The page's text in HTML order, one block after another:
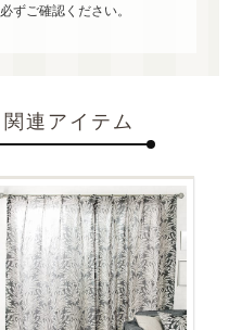
ずご確認ください。
連アイテム